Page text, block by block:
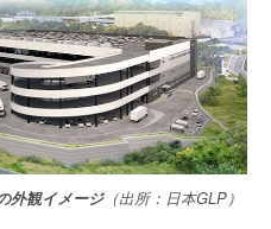
観イメージ（出所：日本GLP）